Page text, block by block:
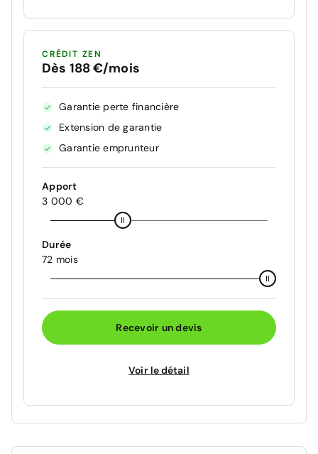
CRÉDIT ZEN
Dès 188 €/mois
Garantie perte financière
Extension de garantie
Garantie emprunteur
Apport
3 000 €
Durée
72 mois
Recevoir un devis
Voir le détail